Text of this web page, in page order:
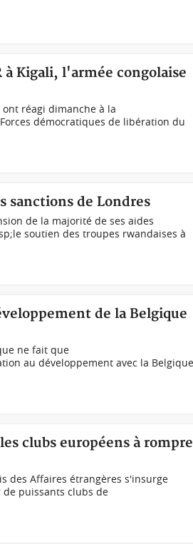
à Kigali, l'armée congolaise
ont réagi dimanche à la
démocratiques de libération du
sanctions de Londres
de la majorité de ses aides
soutien des troupes rwandaises à
de la Belgique
ne fait que
au développement avec la
clubs européens à rompre
des Affaires étrangères s'insurge
puissants clubs de